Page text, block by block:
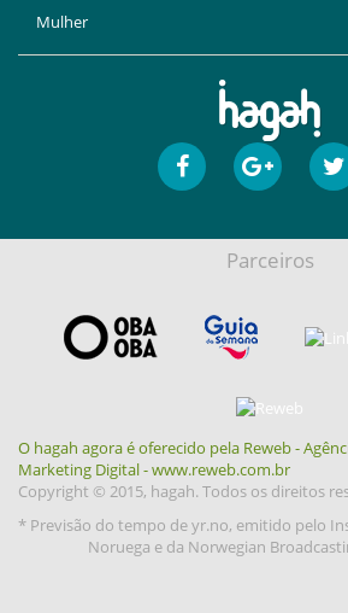
Mulher
Parceiros
O hagah agora é oferecido pela Reweb -
Marketing Digital - www.reweb.com.br
Copyright © 2015, hagah. Todos os direitos
* Previsão do tempo de yr.no, emitido pelo
Noruega e da Norwegian